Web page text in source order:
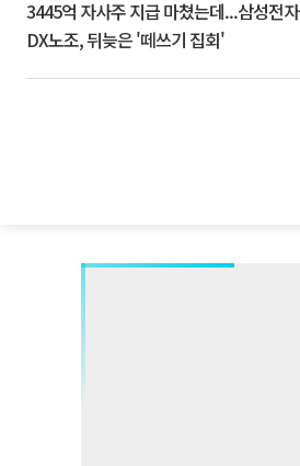
3445억 자사주 지급 마쳤는데...삼성전자
DX노조, 뒤늦은 '떼쓰기 집회'